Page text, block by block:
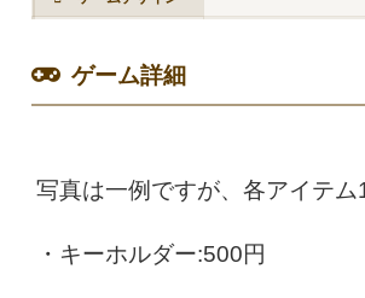
ゲーム詳細
写真は一例ですが、各アイテム
・キーホルダー:500円